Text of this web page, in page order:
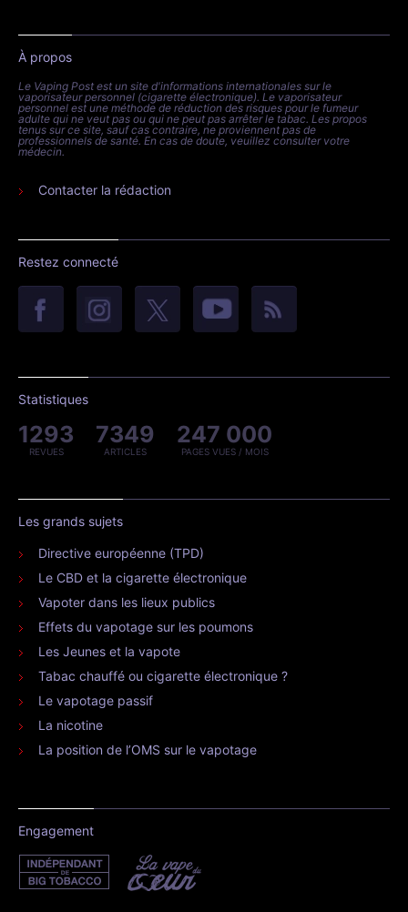
À propos
Le Vaping Post est un site d'informations internationales sur le
vaporisateur personnel (cigarette électronique). Le vaporisateur
personnel est une méthode de réduction des risques pour le fumeur
adulte qui ne veut pas ou qui ne peut pas arrêter le tabac. Les propos
tenus sur ce site, sauf cas contraire, ne proviennent pas de
professionnels de santé. En cas de doute, veuillez consulter votre
médecin.
Contacter la rédaction
Restez connecté
Statistiques
1293
REVUES
7349
ARTICLES
247 000
PAGES VUES / MOIS
Les grands sujets
Directive européenne (TPD)
Le CBD et la cigarette électronique
Vapoter dans les lieux publics
Effets du vapotage sur les poumons
Les Jeunes et la vapote
Tabac chauffé ou cigarette électronique ?
Le vapotage passif
La nicotine
La position de l’OMS sur le vapotage
Engagement